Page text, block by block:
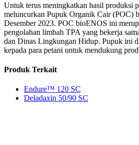
Untuk terus meningkatkan hasil produksi
meluncurkan Pupuk Organik Cair (POC)
Desember 2023. POC bioENOS ini
pengolahan limbah TPA yang bekerja
dan Dinas Lingkungan Hidup. Pupuk ini
kepada para petani untuk mendukung
Produk Terkait
Endure™ 120 SC
Deladaxin 50/90 SC